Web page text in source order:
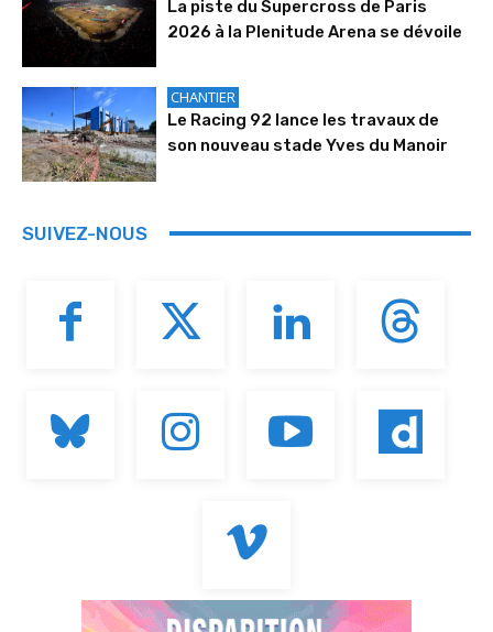
La piste du Supercross de Paris
2026 à la Plenitude Arena se dévoile
CHANTIER
Le Racing 92 lance les travaux de
son nouveau stade Yves du Manoir
SUIVEZ-NOUS